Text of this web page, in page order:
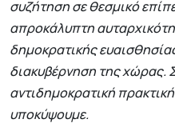
συζήτηση σε θεσμικό
απροκάλυπτη
δημοκρατικής
διακυβέρνηση της χώρας.
αντιδημοκρατική
υποκύψουμε.